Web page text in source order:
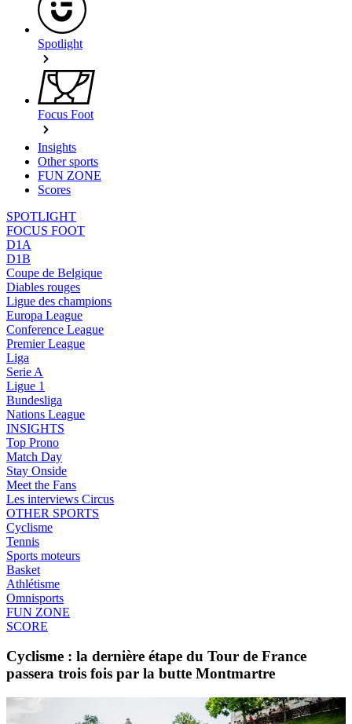
Spotlight
Focus Foot
Insights
Other sports
FUN ZONE
Scores
SPOTLIGHT
FOCUS FOOT
D1A
D1B
Coupe de Belgique
Diables rouges
Ligue des champions
Europa League
Conference League
Premier League
Liga
Serie A
Ligue 1
Bundesliga
Nations League
INSIGHTS
Top Prono
Match Day
Stay Onside
Meet the Fans
Les interviews Circus
OTHER SPORTS
Cyclisme
Tennis
Sports moteurs
Basket
Athlétisme
Omnisports
FUN ZONE
SCORE
Cyclisme : la dernière étape du Tour de France
passera trois fois par la butte Montmartre